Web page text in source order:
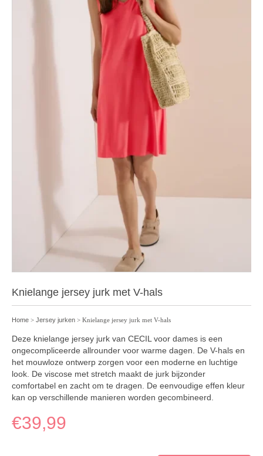
Knielange jersey jurk met V-hals
Home > Jersey jurken > Knielange jersey jurk met V-hals
Deze knielange jersey jurk van CECIL voor dames is een
ongecompliceerde allrounder voor warme dagen. De V-hals en
het mouwloze ontwerp zorgen voor een moderne en luchtige
look. De viscose met stretch maakt de jurk bijzonder
comfortabel en zacht om te dragen. De eenvoudige effen kleur
kan op verschillende manieren worden gecombineerd.
€39,99